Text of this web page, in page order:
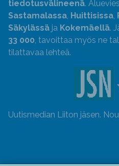
tiedotusvälineenä.
Sastamalassa, Huittisissa,
Säkylässä ja Kokemäellä.
33 000, tavoittaa myös ne
tilattavaa lehteä.
Uutismedian Liiton jäsen.